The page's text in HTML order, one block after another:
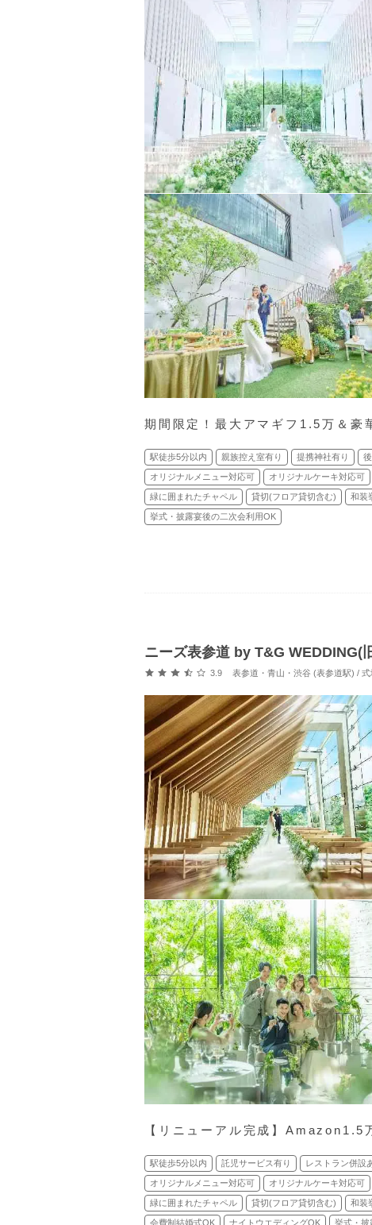
期間限定！最大アマギフ1.5万＆豪
駅徒歩5分以内 親族控え室有り 提携神社有り
オリジナルメニュー対応可 オリジナルケーキ対応可
緑に囲まれたチャペル 貸切(フロア貸切含む) 和装
挙式・披露宴後の二次会利用OK
ニーズ表参道 by T&G WEDDING(
口コミ評価
3.9 表参道・青山・渋谷 (表参道駅) /
【リニューアル完成】Amazon1.5
駅徒歩5分以内 託児サービス有り レストラン併設
オリジナルメニュー対応可 オリジナルケーキ対応可
緑に囲まれたチャペル 貸切(フロア貸切含む) 和装
会費制結婚式OK ナイトウエディングOK 挙式・披